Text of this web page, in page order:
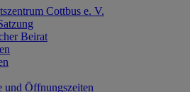
Cottbus e. V.
Beirat
und Öffnungszeiten